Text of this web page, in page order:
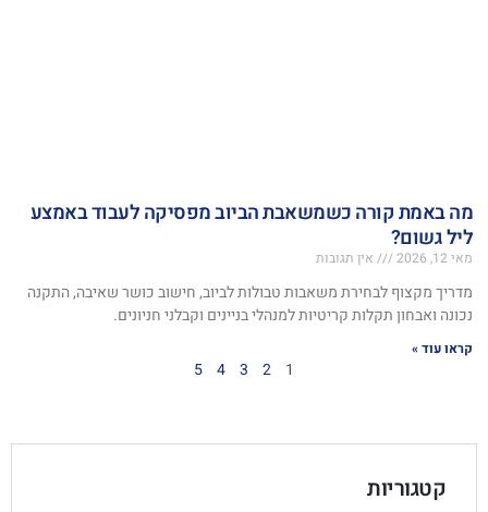
קטגוריות
מה באמת קורה כשמשאבת הביוב מפסיקה לעבוד באמצע
ליל גשום?
מאי 12, 2026 אין תגובות
מדריך מקצוף לבחירת משאבות טבולות לביוב, חישוב כושר שאיבה, התקנה
נכונה ואבחון תקלות קריטיות למנהלי בניינים וקבלני חניונים.
קראו עוד »
1
2
3
4
5